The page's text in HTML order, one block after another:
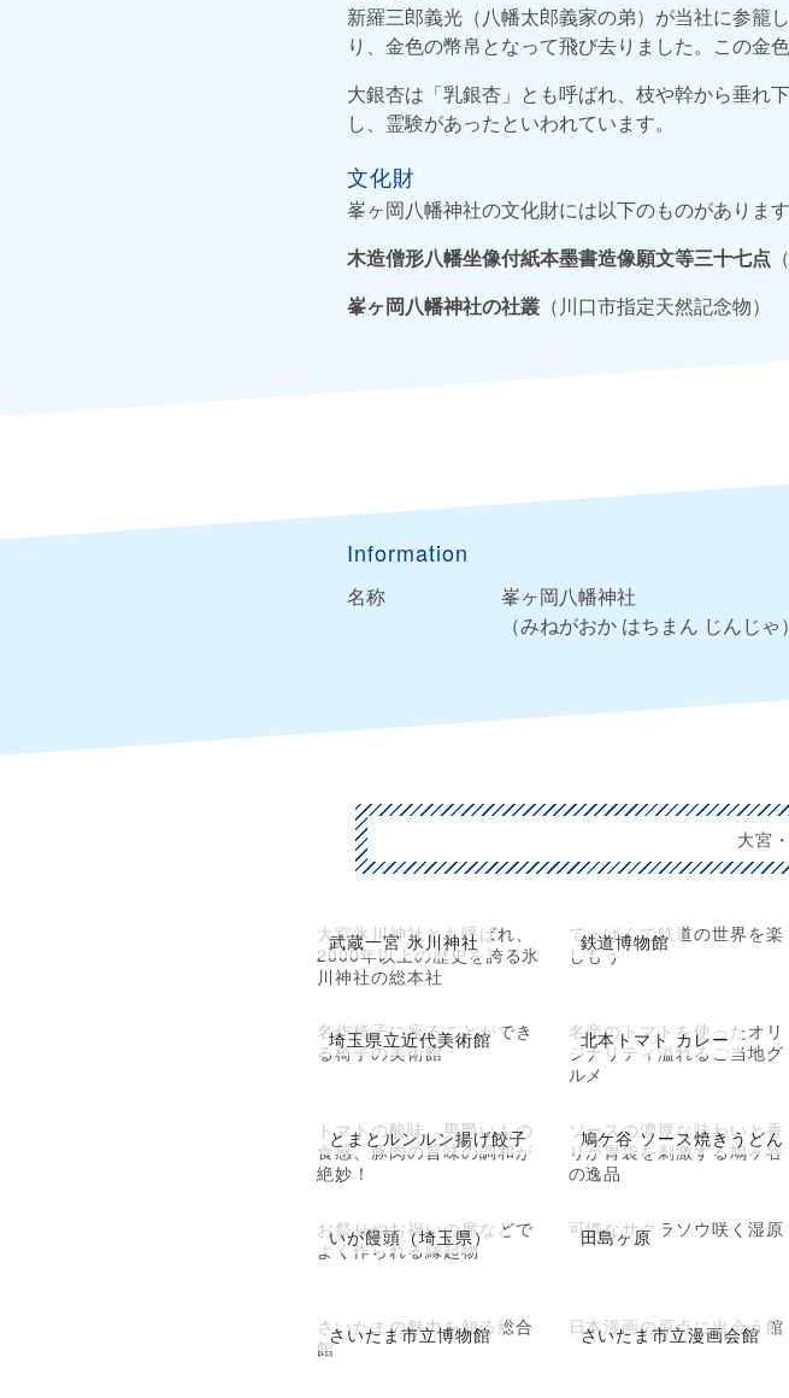
新羅三郎義光（八幡太郎義家の弟）が当社に参籠
り、金色の幣帛となって飛び去りました。この金
大銀杏は「乳銀杏」とも呼ばれ、枝や幹から垂れ
し、霊験があったといわれています。
文化財
峯ヶ岡八幡神社の文化財には以下のものがありま
木造僧形八幡坐像付紙本墨書造像願文等三十七点
峯ヶ岡八幡神社の社叢 （川口市指定天然記念物）
Information
名称
峯ヶ岡八幡神社
（みねがおか はちまん じんじゃ）
大宮
武蔵一宮 氷川神社
大宮氷川神社とも呼ばれ、
2000年以上の歴史を誇る氷
川神社の総本社
鉄道博物館
てっぱくで鉄道の世界を楽
しもう
埼玉県立近代美術館
名作椅子に座ることができ
る椅子の美術館
北本トマト カレー
名産のトマトを使ったオリ
ジナリティ溢れるご当地グ
ルメ
とまとルンルン揚げ餃子
トマトの酸味、男爵いもの
食感、豚肉の旨味の調和が
絶妙！
鳩ケ谷 ソース焼きうどん
ソースの濃厚な味わいと香
りが胃袋を刺激する鳩ヶ谷
の逸品
いが饅頭（埼玉県）
お祭りやお祝いの席などで
よく作られる縁起物
田島ヶ原
可憐なサクラソウ咲く湿原
さいたま市立博物館
さいたまの魅力を知る総合
館
さいたま市立漫画会館
日本漫画の原点に出会う館